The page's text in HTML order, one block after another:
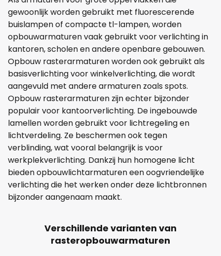
gewoonlijk worden gebruikt met fluorescerende
buislampen of compacte tl-lampen, worden
opbouwarmaturen vaak gebruikt voor verlichting in
kantoren, scholen en andere openbare gebouwen.
Opbouw rasterarmaturen worden ook gebruikt als
basisverlichting voor winkelverlichting, die wordt
aangevuld met andere armaturen zoals spots.
Opbouw rasterarmaturen zijn echter bijzonder
populair voor kantoorverlichting. De ingebouwde
lamellen worden gebruikt voor lichtregeling en
lichtverdeling. Ze beschermen ook tegen
verblinding, wat vooral belangrijk is voor
werkplekverlichting. Dankzij hun homogene licht
bieden opbouwlichtarmaturen een oogvriendelijke
verlichting die het werken onder deze lichtbronnen
bijzonder aangenaam maakt.
Verschillende varianten van
rasteropbouwarmaturen